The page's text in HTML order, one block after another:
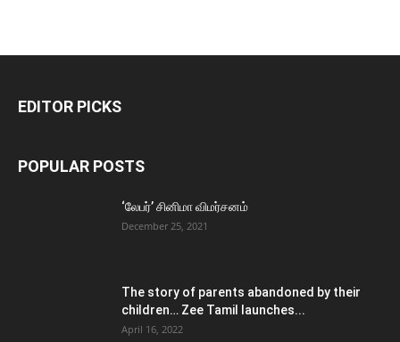
EDITOR PICKS
POPULAR POSTS
‘லேபர்’ சினிமா விமர்சனம்
December 25, 2021
The story of parents abandoned by their
children… Zee Tamil launches...
April 16, 2022